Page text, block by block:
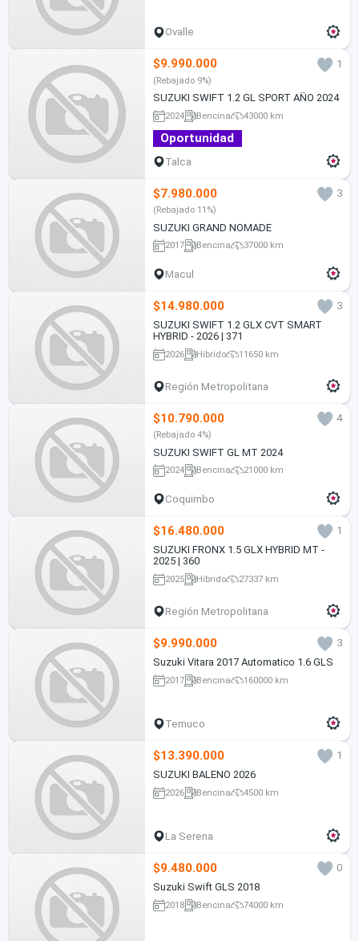
Ovalle
$9.990.000 1
(Rebajado 9%)
SUZUKI SWIFT 1.2 GL SPORT AÑO 2024
2024 Bencina 43000 km
Oportunidad
Talca
$7.980.000 3
(Rebajado 11%)
SUZUKI GRAND NOMADE
2017 Bencina 37000 km
Macul
$14.980.000
3
SUZUKI SWIFT 1.2 GLX CVT SMART
HYBRID - 2026 | 371
2026 Híbrido 11650 km
Región Metropolitana
$10.790.000 4
(Rebajado 4%)
SUZUKI SWIFT GL MT 2024
2024 Bencina 21000 km
Coquimbo
$16.480.000
1
SUZUKI FRONX 1.5 GLX HYBRID MT -
2025 | 360
2025 Híbrido 27337 km
Región Metropolitana
$9.990.000
3
Suzuki Vitara 2017 Automatico 1.6 GLS
2017 Bencina 160000 km
Temuco
$13.390.000
1
SUZUKI BALENO 2026
2026 Bencina 4500 km
La Serena
$9.480.000
0
Suzuki Swift GLS 2018
2018 Bencina 74000 km